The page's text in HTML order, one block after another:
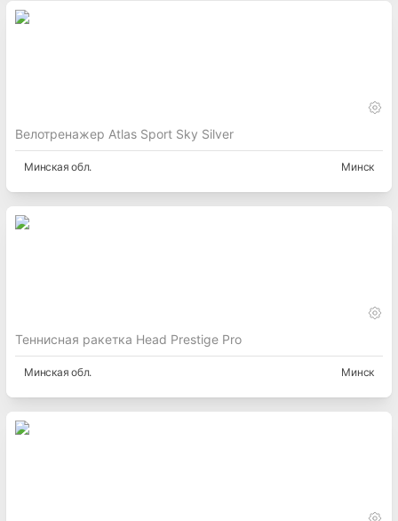
Велотренажер Atlas Sport Sky Silver
Минская обл. Минск
Теннисная ракетка Head Prestige Pro
Минская обл. Минск